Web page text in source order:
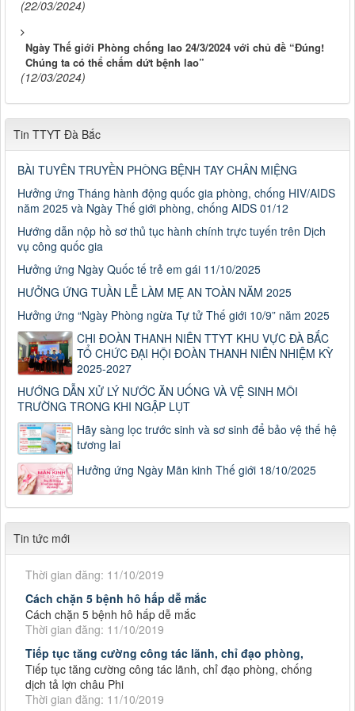
(22/03/2024)
Ngày Thế giới Phòng chống lao 24/3/2024 với chủ đề “Đúng!
Chúng ta có thể chấm dứt bệnh lao”
(12/03/2024)
Tin TTYT Đà Bắc
BÀI TUYÊN TRUYỀN PHÒNG BỆNH TAY CHÂN MIỆNG
Hưởng ứng Tháng hành động quốc gia phòng, chống HIV/AIDS
năm 2025 và Ngày Thế giới phòng, chống AIDS 01/12
Hướng dẫn nộp hồ sơ thủ tục hành chính trực tuyến trên Dịch
vụ công quốc gia
Hưởng ứng Ngày Quốc tế trẻ em gái 11/10/2025
HƯỞNG ỨNG TUẦN LỄ LÀM MẸ AN TOÀN NĂM 2025
Hưởng ứng “Ngày Phòng ngừa Tự tử Thế giới 10/9” năm 2025
CHI ĐOÀN THANH NIÊN TTYT KHU VỰC ĐÀ BẮC
TỔ CHỨC ĐẠI HỘI ĐOÀN THANH NIÊN NHIỆM KỲ
2025-2027
HƯỚNG DẪN XỬ LÝ NƯỚC ĂN UỐNG VÀ VỆ SINH MÔI
TRƯỜNG TRONG KHI NGẬP LỤT
Hãy sàng lọc trước sinh và sơ sinh để bảo vệ thế hệ
tương lai
Hưởng ứng Ngày Mãn kinh Thế giới 18/10/2025
Tin tức mới
Số: 187/CV-TTYT
Đẩy nhanh tiến độ thực hiện Hồ sơ bệnh án điện tử
Thời gian đăng: 11/10/2019
Cách chặn 5 bệnh hô hấp dễ mắc
Cách chặn 5 bệnh hô hấp dễ mắc
Thời gian đăng: 11/10/2019
Tiếp tục tăng cường công tác lãnh, chỉ đạo phòng,
Tiếp tục tăng cường công tác lãnh, chỉ đạo phòng, chống
dịch tả lợn châu Phi
Thời gian đăng: 11/10/2019